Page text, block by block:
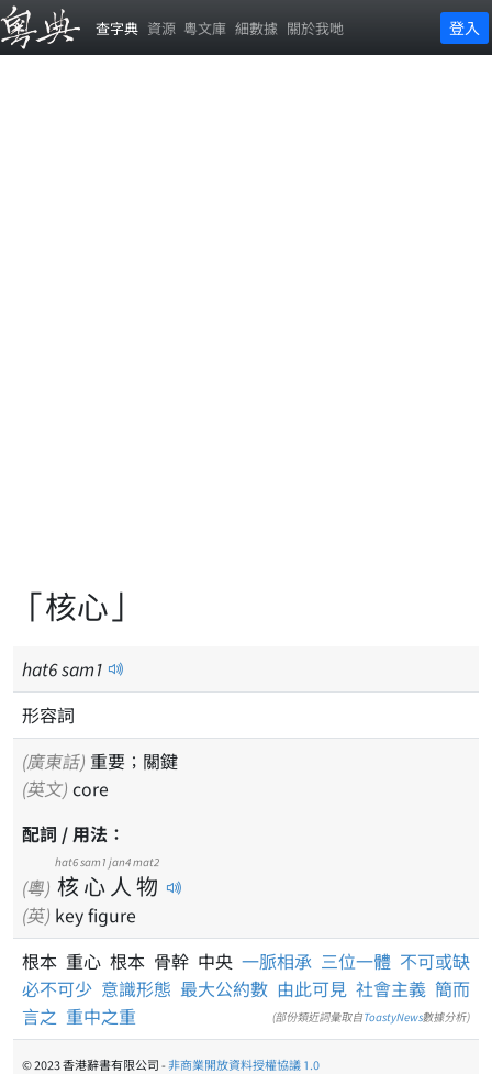
查字典 資源 粵文庫 細數據 關於我哋 登入
「核心」
hat6sam1
形容詞
(廣東話) 重要；關鍵
(英文) core
配詞 / 用法：
(粵) 核
hat6
心
sam1
人
jan4
物
mat2
(英) key figure
根本 重心 根本 骨幹 中央 一脈相承 三位一體 不可或缺
必不可少 意識形態 最大公約數 由此可見 社會主義 簡而
言之 重中之重 (部份類近詞彙取自ToastyNews數據分析)
© 2023 香港辭書有限公司 -非商業開放資料授權協議 1.0